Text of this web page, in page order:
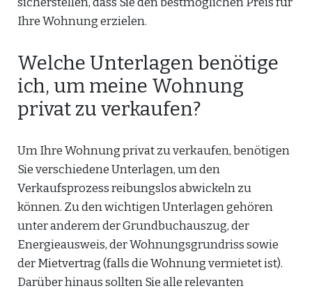
Ihre Wohnung erzielen.
Welche Unterlagen benötige
ich, um meine Wohnung
privat zu verkaufen?
Um Ihre Wohnung privat zu verkaufen, benötigen
Sie verschiedene Unterlagen, um den
Verkaufsprozess reibungslos abwickeln zu
können. Zu den wichtigen Unterlagen gehören
unter anderem der Grundbuchauszug, der
Energieausweis, der Wohnungsgrundriss sowie
der Mietvertrag (falls die Wohnung vermietet ist).
Darüber hinaus sollten Sie alle relevanten